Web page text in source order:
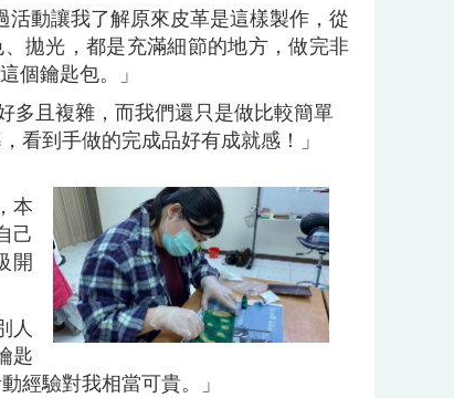
活動讓我了解原來皮革是這樣製作，從
拋光，都是充滿細節的地方，做完非
個鑰匙包。」
多且複雜，而我們還只是做比較簡單
看到手做的完成品好有成就感！」
本
己
開
人
匙
經驗對我相當可貴。」